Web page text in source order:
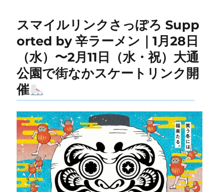
スマイルリンクさっぽろ Supp
orted by 辛ラーメン｜1月28日
（水）〜2月11日（水・祝）大通
公園で街なかスケートリンク開
催